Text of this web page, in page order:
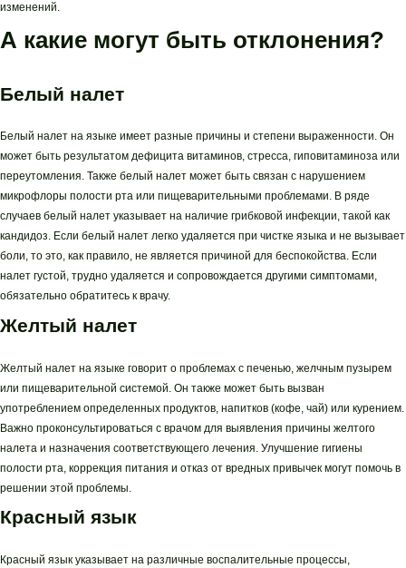
изменений.
А какие могут быть отклонения?
Белый налет
Белый налет на языке имеет разные причины и степени выраженности. Он
может быть результатом дефицита витаминов, стресса, гиповитаминоза или
переутомления. Также белый налет может быть связан с нарушением
микрофлоры полости рта или пищеварительными проблемами. В ряде
случаев белый налет указывает на наличие грибковой инфекции, такой как
кандидоз. Если белый налет легко удаляется при чистке языка и не вызывает
боли, то это, как правило, не является причиной для беспокойства. Если
налет густой, трудно удаляется и сопровождается другими симптомами,
обязательно обратитесь к врачу.
Желтый налет
Желтый налет на языке говорит о проблемах с печенью, желчным пузырем
или пищеварительной системой. Он также может быть вызван
употреблением определенных продуктов, напитков (кофе, чай) или курением.
Важно проконсультироваться с врачом для выявления причины желтого
налета и назначения соответствующего лечения. Улучшение гигиены
полости рта, коррекция питания и отказ от вредных привычек могут помочь в
решении этой проблемы.
Красный язык
Красный язык указывает на различные воспалительные процессы,